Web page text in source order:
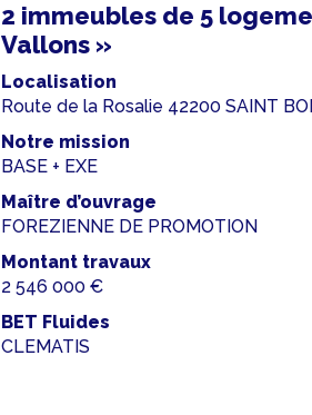
2 immeubles de 5
Vallons »
Localisation
Route de la Rosalie 42200 SAINT
Notre mission
BASE + EXE
Maître d’ouvrage
FOREZIENNE DE PROMOTION
Montant travaux
2 546 000 €
BET Fluides
CLEMATIS